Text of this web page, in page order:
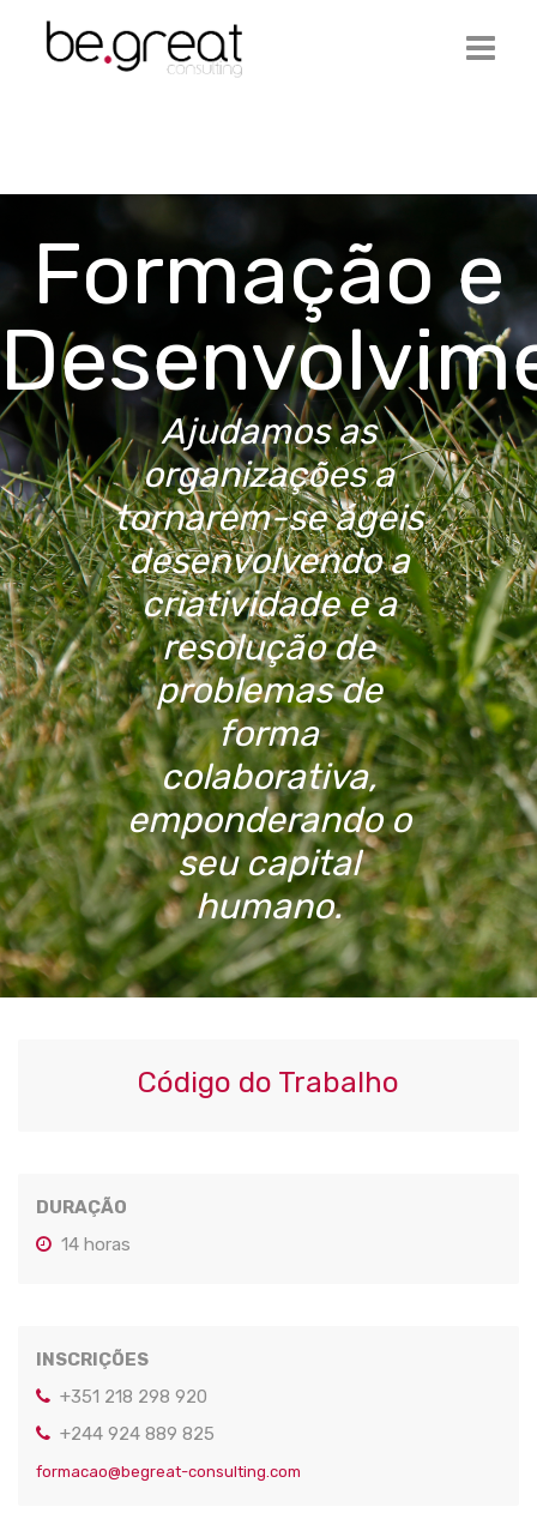
Serviços
Ofertas de Emprego
Artigos
Contactos
Login
Formação e
Ajudamos as
organizações a
tornarem-se ágeis
desenvolvendo a
criatividade e a
resolução de
problemas de
forma
colaborativa,
emponderando o
seu capital
humano.
Código do Trabalho
DURAÇÃO
14 horas
INSCRIÇÕES
+351 218 298 920
+244 924 889 825
formacao@begreat-consulting.com